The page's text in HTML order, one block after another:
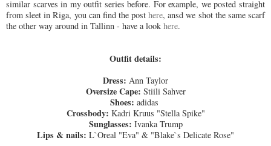
similar scarves in my outfit series before. For example, we posted straight
from sleet in Riga, you can find the posthere, ansd we shot the same scarf
the other way around in Tallinn - have a look here.
Outfit details:
Dress: Ann Taylor
Oversize Cape: Stiili Sahver
Shoes: adidas
Crossbody: Kadri Kruus "Stella Spike"
Sunglasses: Ivanka Trump
Lips & nails: L`Oreal "Eva" & "Blake`s Delicate Rose"